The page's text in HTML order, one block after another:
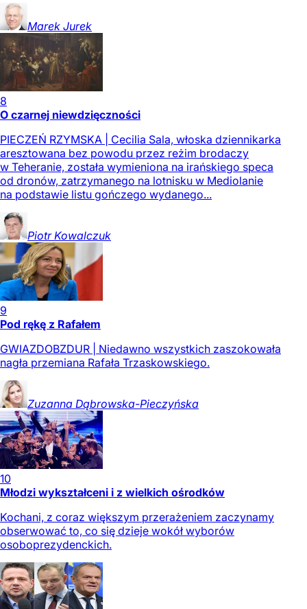
Marek Jurek
8
O czarnej niewdzięczności
PIECZEŃ RZYMSKA | Cecilia Sala, włoska dziennikarka
aresztowana bez powodu przez reżim brodaczy
w Teheranie, została wymieniona na irańskiego speca
od dronów, zatrzymanego na lotnisku w Mediolanie
na podstawie listu gończego wydanego...
Piotr Kowalczuk
9
Pod rękę z Rafałem
GWIAZDOBZDUR | Niedawno wszystkich zaszokowała
nagła przemiana Rafała Trzaskowskiego.
Zuzanna Dąbrowska-Pieczyńska
10
Młodzi wykształceni i z wielkich ośrodków
Kochani, z coraz większym przerażeniem zaczynamy
obserwować to, co się dzieje wokół wyborów
osoboprezydenckich.